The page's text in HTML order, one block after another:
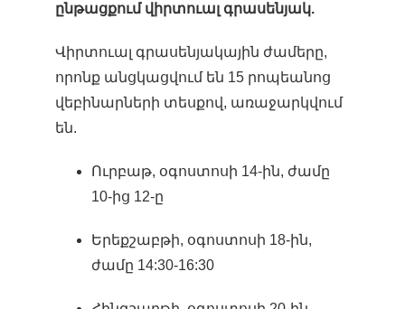
ընթացքում վիրտուալ գրասենյակ.
Վիրտուալ գրասենյակային ժամերը,
որոնք անցկացվում են 15 րոպեանոց
վեբինարների տեսքով, առաջարկվում
են.
Ուրբաթ, օգոստոսի 14-ին, ժամը
10-ից 12-ը
Երեքշաբթի, օգոստոսի 18-ին,
ժամը 14:30-16:30